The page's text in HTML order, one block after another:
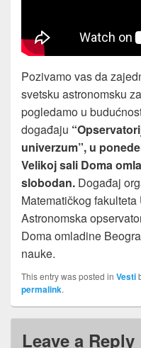
Pozivamo vas da
svetsku astronomsku
pogledamo u
događaju
univerzum”, u
Velikoj sali Doma
slobodan. Događaj
Matematičkog
Astronomska
Doma omladine
nauke.
This entry was posted in Vesti
permalink.
Leave a Reply